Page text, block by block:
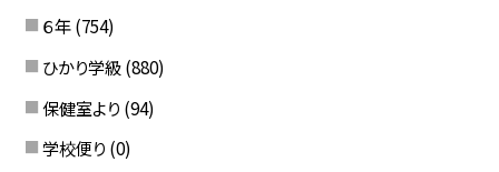
６年 (754)
ひかり学級 (880)
保健室より (94)
学校便り (0)